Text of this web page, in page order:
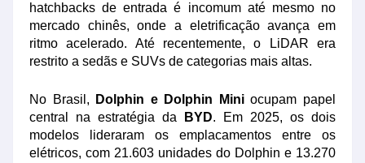
hatchbacks de entrada é incomum até mesmo no
mercado chinês, onde a eletrificação avança em
ritmo acelerado. Até recentemente, o LiDAR era
restrito a sedãs e SUVs de categorias mais altas.
No Brasil, Dolphin e Dolphin Miniocupam papel
central na estratégia da
BYD. Em 2025, os dois
modelos lideraram os emplacamentos entre os
elétricos, com 21.603 unidades do Dolphin e 13.270